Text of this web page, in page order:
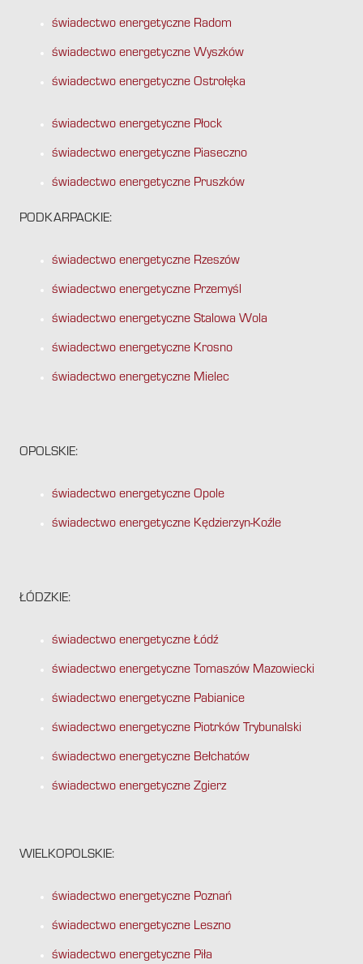
świadectwo energetyczne Radom
świadectwo energetyczne Wyszków
świadectwo energetyczne Ostrołęka
świadectwo energetyczne Płock
świadectwo energetyczne Piaseczno
świadectwo energetyczne Pruszków
PODKARPACKIE:
świadectwo energetyczne Rzeszów
świadectwo energetyczne Przemyśl
świadectwo energetyczne Stalowa Wola
świadectwo energetyczne Krosno
świadectwo energetyczne Mielec
OPOLSKIE:
świadectwo energetyczne Opole
świadectwo energetyczne Kędzierzyn-Koźle
ŁÓDZKIE:
świadectwo energetyczne Łódź
świadectwo energetyczne Tomaszów Mazowiecki
świadectwo energetyczne Pabianice
świadectwo energetyczne Piotrków Trybunalski
świadectwo energetyczne Bełchatów
świadectwo energetyczne Zgierz
WIELKOPOLSKIE:
świadectwo energetyczne Poznań
świadectwo energetyczne Leszno
świadectwo energetyczne Piła